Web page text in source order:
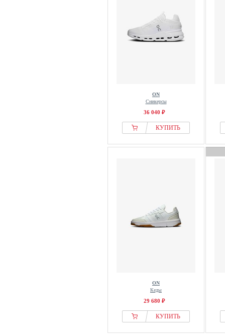
ON
Сникерсы
36 040 ₽
КУПИТЬ
ON
Кеды
29 680 ₽
КУПИТЬ